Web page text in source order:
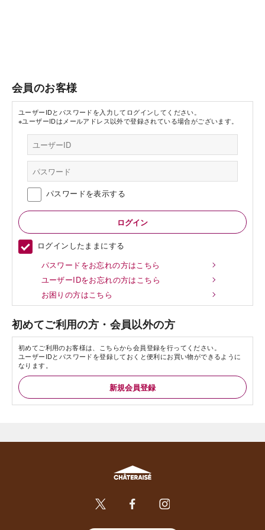
会員のお客様
ユーザーIDとパスワードを入力してログインしてください。
※ユーザーIDはメールアドレス以外で登録されている場合がございます。
パスワードを表示する
ログインしたままにする
パスワードをお忘れの方はこちら
ユーザーIDをお忘れの方はこちら
お困りの方はこちら
初めてご利用の方・会員以外の方
初めてご利用のお客様は、こちらから会員登録を行ってください。
ユーザーIDとパスワードを登録しておくと便利にお買い物ができるように
なります。